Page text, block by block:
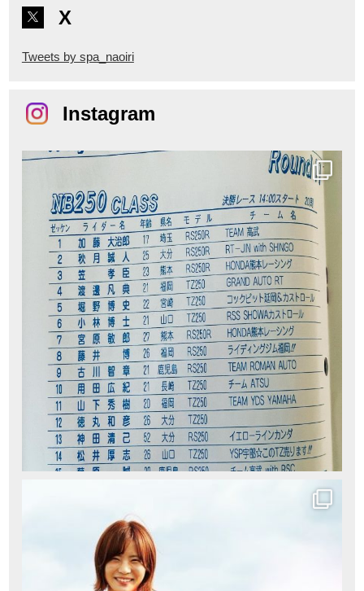
X
Tweets by spa_naoiri
Instagram